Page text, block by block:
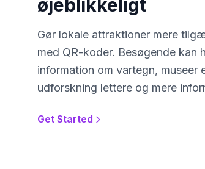
øjeblikkeligt
Gør lokale attraktioner mere
med QR-koder. Besøgende kan
information om vartegn, museer
udforskning lettere og mere
Get Started